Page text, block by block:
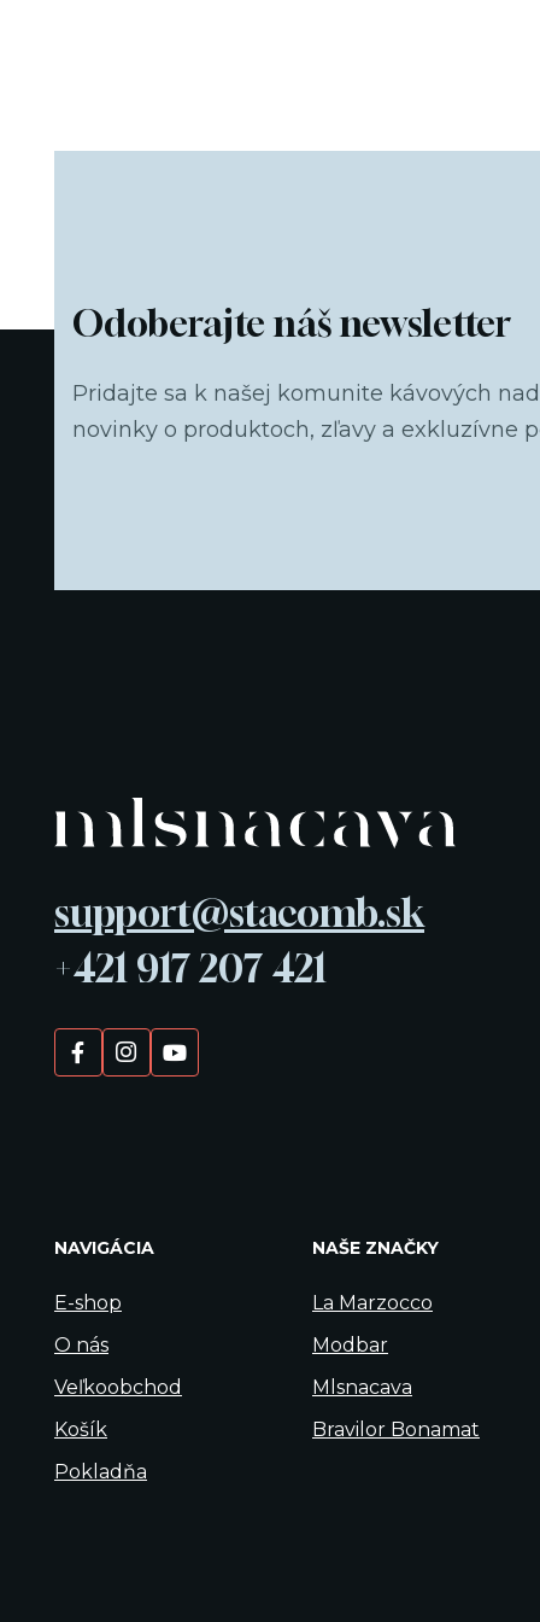
Odoberajte náš newsletter
Pridajte sa k našej komunite kávových
novinky o produktoch, zľavy a exkluzívne
support@stacomb.sk
+421 917 207 421
NAVIGÁCIA
E-shop
O nás
Veľkoobchod
Košík
Pokladňa
NAŠE ZNAČKY
La Marzocco
Modbar
Mlsnacava
Bravilor Bonamat